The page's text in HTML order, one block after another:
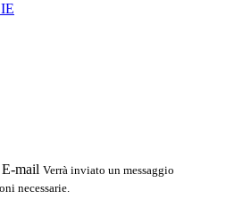
E-mail Verrà inviato un messaggio
necessarie.